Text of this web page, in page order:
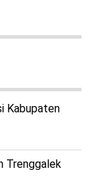
Kabupaten
Trenggalek